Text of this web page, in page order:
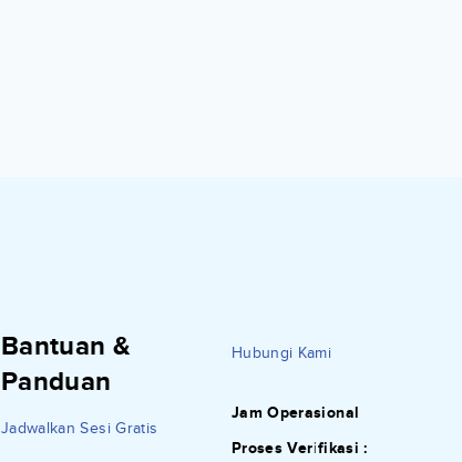
Bantuan &
Panduan
Jadwalkan Sesi Gratis
Hubungi Kami
Jam Operasional
Proses Verifikasi :